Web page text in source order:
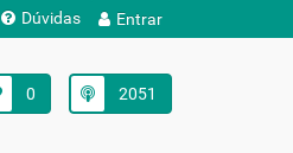
Dúvidas Entrar
2051
0